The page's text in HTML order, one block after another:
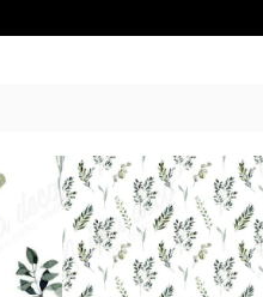
Inicio/Empapelados/
$50.990 – $